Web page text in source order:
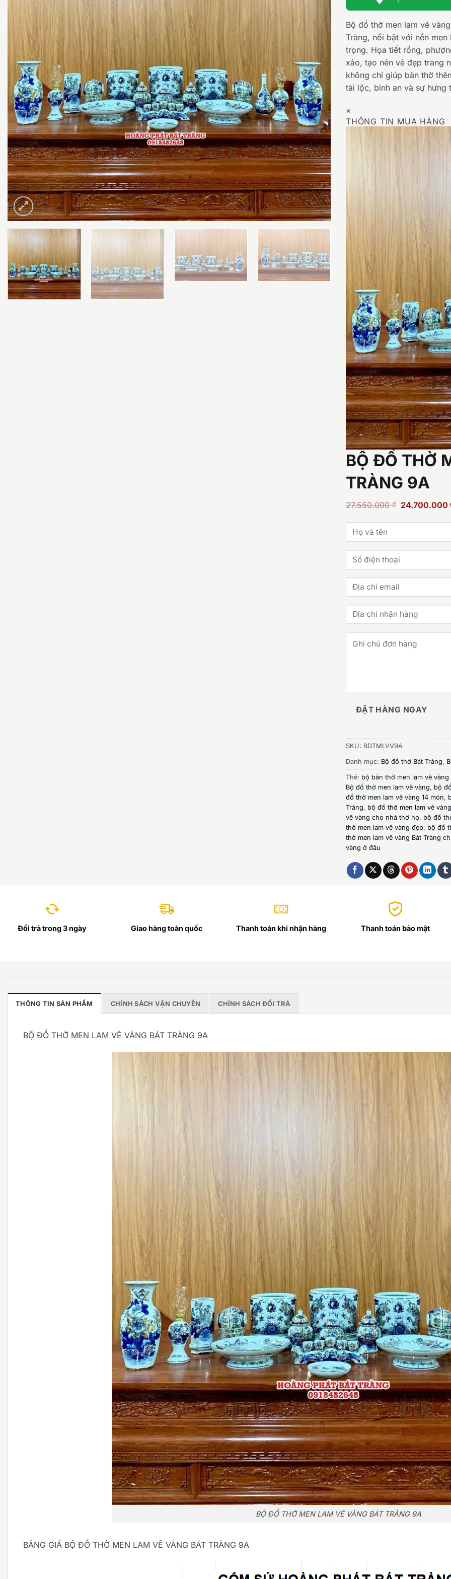
Bộ đồ thờ men lam vẽ
Tràng, nổi bật với nền
trọng. Họa tiết rồng,
xảo, tạo nên vẻ đẹp trang
không chỉ giúp bàn thờ
tài lộc, bình an và sự hưng
×
THÔNG TIN MUA HÀNG
BỘ ĐỒ THỜ
TRÀNG 9A
27.550.000₫
Giá
27.550.000
24.700.000
ĐẶT HÀNG NGAY
SKU: BDTMLVV9A
Danh mục: Bộ đồ thờ Bát Tràng,
Thẻ: bộ bàn thờ men lam vẽ vàng
Bộ đồ thờ men lam vẽ vàng, bộ
đồ thờ men lam vẽ vàng 14 món,
Tràng, bộ đồ thờ men lam vẽ
vẽ vàng cho nhà thờ họ, bộ đồ
thờ men lam vẽ vàng đẹp, bộ đồ
thờ men lam vẽ vàng Bát Tràng
vàng ở đâu
Đổi trả trong 3 ngày Giao hàng toàn quốc Thanh toán khi nhận hàng Thanh toán bảo mật
THÔNG TIN SẢN PHẨM CHÍNH SÁCH VẬN CHUYỂN CHÍNH SÁCH ĐỔI TRẢ
BỘ ĐỒ THỜ MEN LAM VẼ VÀNG BÁT TRÀNG 9A
BỘ ĐỒ THỜ MEN LAM VẼ VÀNG BÁT TRÀNG 9A
BẢNG GIÁ BỘ ĐỒ THỜ MEN LAM VẼ VÀNG BÁT TRÀNG 9A